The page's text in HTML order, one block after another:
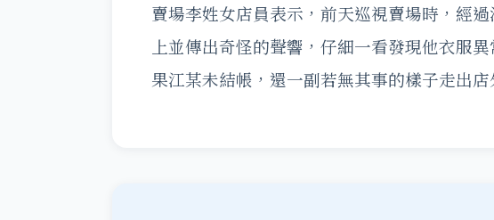
賣場李姓女店員表示，前天巡視賣場時，經
上並傳出奇怪的聲響，仔細一看發現他衣服
果江某未結帳，還一副若無其事的樣子走出